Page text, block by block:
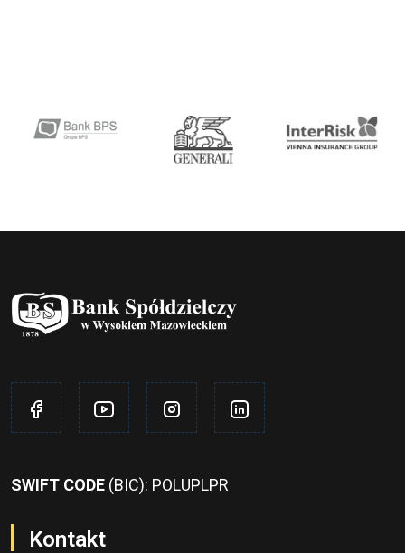
SWIFT CODE (BIC): POLUPLPR
Kontakt